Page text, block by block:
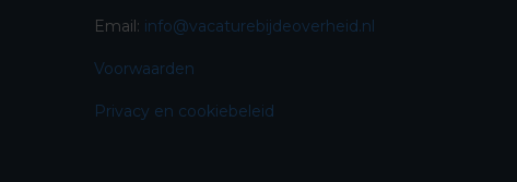
Email: info@vacaturebijdeoverheid.nl
Voorwaarden
Privacy en cookiebeleid